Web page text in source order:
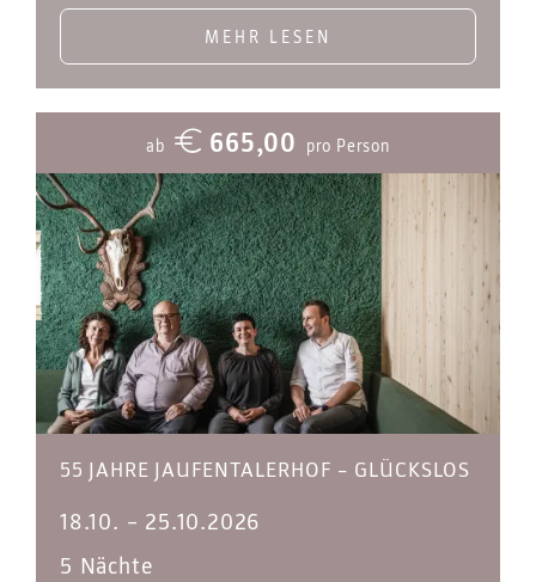
MEHR LESEN
ab 665,00 pro Person
55 JAHRE JAUFENTALERHOF – GLÜCKSLOS
18.10. – 25.10.2026
5 Nächte